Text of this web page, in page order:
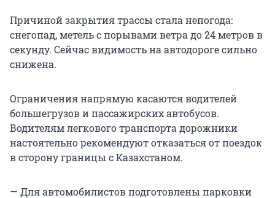
Причиной закрытия трассы стала непогода:
снегопад, метель с порывами ветра до 24 метров в
секунду. Сейчас видимость на автодороге сильно
снижена.
Ограничения напрямую касаются водителей
большегрузов и пассажирских автобусов.
Водителям легкового транспорта дорожники
настоятельно рекомендуют отказаться от поездок
в сторону границы с Казахстаном.
— Для автомобилистов подготовлены парковки